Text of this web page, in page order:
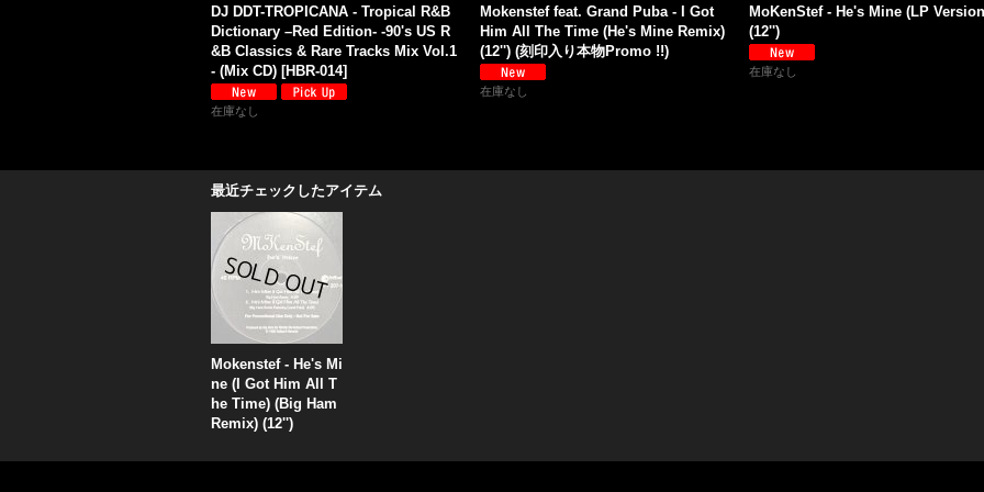
DJ DDT-TROPICANA - Tropical R&B
Dictionary –Red Edition- -90's US R
&B Classics & Rare Tracks Mix Vol.1
- (Mix CD) [HBR-014]
在庫なし
Mokenstef feat. Grand Puba - I Got
Him All The Time (He's Mine Remix)
(12'') (刻印入り本物Promo !!)
在庫なし
MoKenStef - He's Mine (LP
(12'')
在庫なし
最近チェックしたアイテム
Mokenstef - He's Mi
ne (I Got Him All T
he Time) (Big Ham
Remix) (12'')